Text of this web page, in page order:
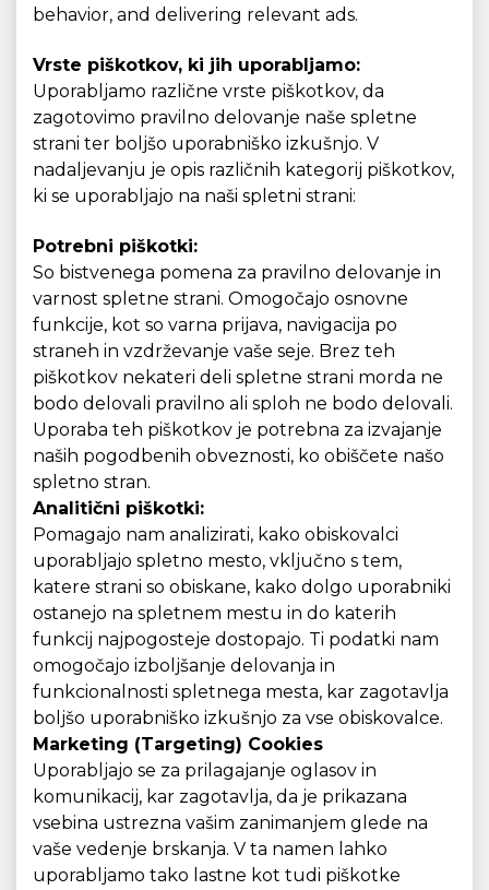
behavior, and delivering relevant ads.
Vrste piškotkov, ki jih uporabljamo:
Uporabljamo različne vrste piškotkov, da
zagotovimo pravilno delovanje naše spletne
strani ter boljšo uporabniško izkušnjo. V
nadaljevanju je opis različnih kategorij piškotkov,
ki se uporabljajo na naši spletni strani:
Potrebni piškotki:
So bistvenega pomena za pravilno delovanje in
varnost spletne strani. Omogočajo osnovne
funkcije, kot so varna prijava, navigacija po
straneh in vzdrževanje vaše seje. Brez teh
piškotkov nekateri deli spletne strani morda ne
bodo delovali pravilno ali sploh ne bodo delovali.
Uporaba teh piškotkov je potrebna za izvajanje
naših pogodbenih obveznosti, ko obiščete našo
spletno stran.
Analitični piškotki:
Pomagajo nam analizirati, kako obiskovalci
uporabljajo spletno mesto, vključno s tem,
katere strani so obiskane, kako dolgo uporabniki
ostanejo na spletnem mestu in do katerih
funkcij najpogosteje dostopajo. Ti podatki nam
omogočajo izboljšanje delovanja in
funkcionalnosti spletnega mesta, kar zagotavlja
boljšo uporabniško izkušnjo za vse obiskovalce.
Marketing (Targeting) Cookies
Uporabljajo se za prilagajanje oglasov in
komunikacij, kar zagotavlja, da je prikazana
vsebina ustrezna vašim zanimanjem glede na
vaše vedenje brskanja. V ta namen lahko
uporabljamo tako lastne kot tudi piškotke